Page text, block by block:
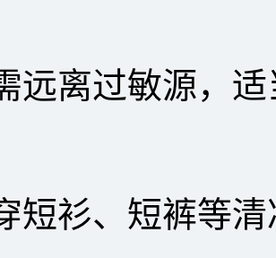
远离过敏源，
短衫、短裤等